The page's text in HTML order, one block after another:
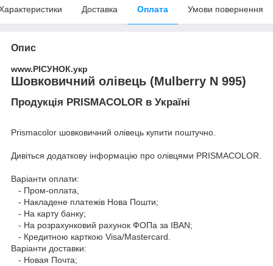
Доставка Оплата Умови повернення
Опис
www.РІСУНОК.укр
Шовковичний олівець (Mulberry N 995)
Продукція PRISMACOLOR в Україні
Prismacolor шовковичний олівець купити поштучно.
Дивіться додаткову інформацію про олівцями PRISMACOLOR.
Варіанти оплати:
- Пром-оплата,
- Накладене платежів Нова Пошти;
- На карту банку;
- На розрахунковий рахунок ФОПа за IBAN;
- Кредитною карткою Visa/Mastercard.
Варіанти доставки:
- Новая Почта;